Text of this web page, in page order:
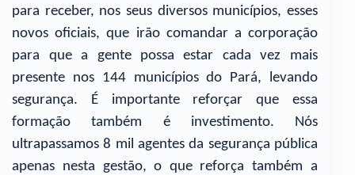
para receber, nos seus diversos municípios, esses
novos oficiais, que irão comandar a corporação
para que a gente possa estar cada vez mais
presente nos 144 municípios do Pará, levando
segurança. É importante reforçar que essa
formação também é investimento. Nós
ultrapassamos 8 mil agentes da segurança pública
apenas nesta gestão, o que reforça também a